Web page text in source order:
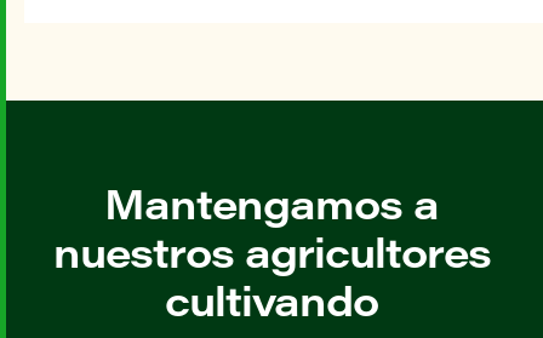
Mantengamos a
nuestros agricultores
cultivando